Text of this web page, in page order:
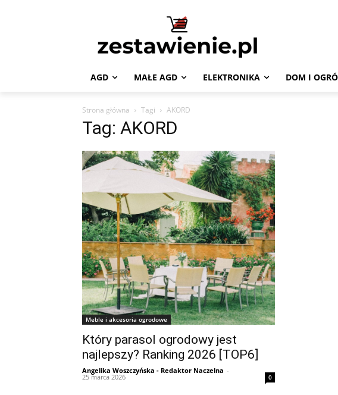
AGD MAŁE AGD ELEKTRONIKA DOM I
Strona główna Tagi AKORD
Tag: AKORD
Meble i akcesoria ogrodowe
Który parasol ogrodowy jest
najlepszy? Ranking 2026 [TOP6]
Angelika Woszczyńska - Redaktor Naczelna -
25 marca 2026 0